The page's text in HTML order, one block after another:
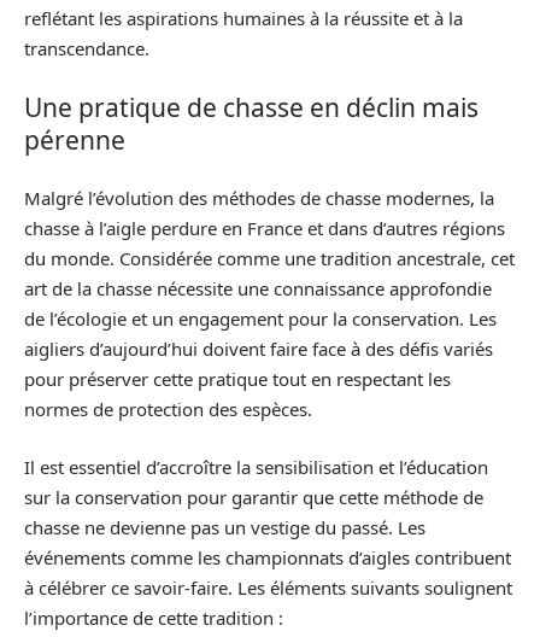
reflétant les aspirations humaines à la réussite et à la
transcendance.
Une pratique de chasse en déclin mais
pérenne
Malgré l’évolution des méthodes de chasse modernes, la
chasse à l’aigle perdure en France et dans d’autres régions
du monde. Considérée comme une tradition ancestrale, cet
art de la chasse nécessite une connaissance approfondie
de l’écologie et un engagement pour la conservation. Les
aigliers d’aujourd’hui doivent faire face à des défis variés
pour préserver cette pratique tout en respectant les
normes de protection des espèces.
Il est essentiel d’accroître la sensibilisation et l’éducation
sur la conservation pour garantir que cette méthode de
chasse ne devienne pas un vestige du passé. Les
événements comme les championnats d’aigles contribuent
à célébrer ce savoir-faire. Les éléments suivants soulignent
l’importance de cette tradition :